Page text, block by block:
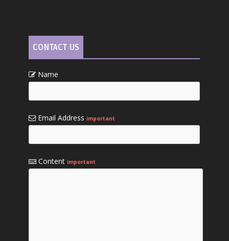
CONTACT US
Name
Email Address important
Content important